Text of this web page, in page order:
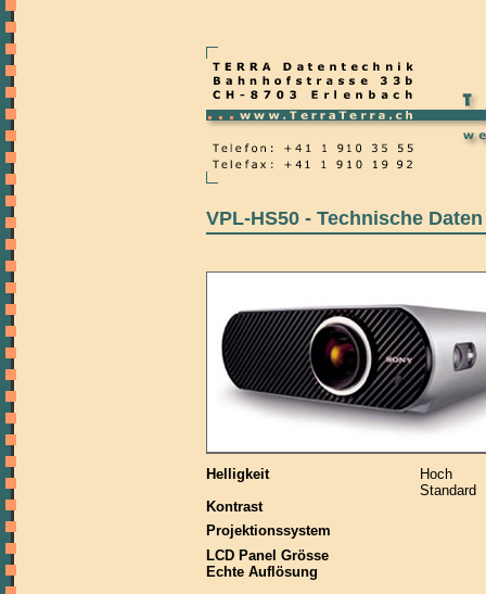
VPL-HS50 - Technische Daten
Helligkeit
Hoch
Standard
Kontrast
Projektionssystem
LCD Panel Grösse
Echte Auflösung